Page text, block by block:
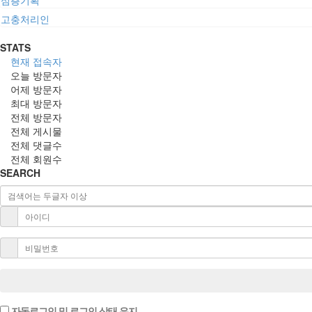
고충처리인
STATS
현재 접속자
오늘 방문자
어제 방문자
최대 방문자
전체 방문자
전체 게시물
전체 댓글수
전체 회원수
SEARCH